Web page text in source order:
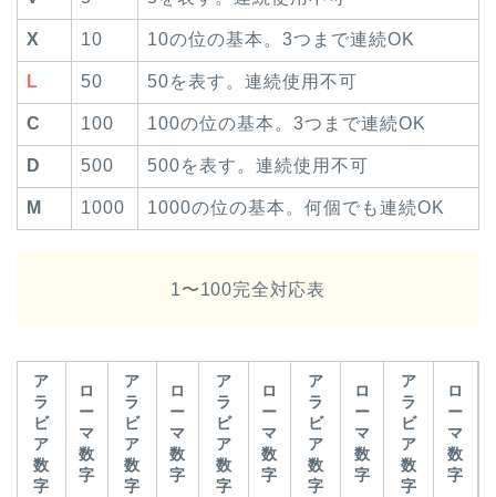
X 10 10の位の基本。3つまで連続OK
L 50 50を表す。連続使用不可
C 100 100の位の基本。3つまで連続OK
D 500 500を表す。連続使用不可
M 1000 1000の位の基本。何個でも連続OK
1〜100完全対応表
ア
ラ
ビ
ア
数
字
ロ
ー
マ
数
字
ア
ラ
ビ
ア
数
字
ロ
ー
マ
数
字
ア
ラ
ビ
ア
数
字
ロ
ー
マ
数
字
ア
ラ
ビ
ア
数
字
ロ
ー
マ
数
字
ア
ラ
ビ
ア
数
字
ロ
ー
マ
数
字